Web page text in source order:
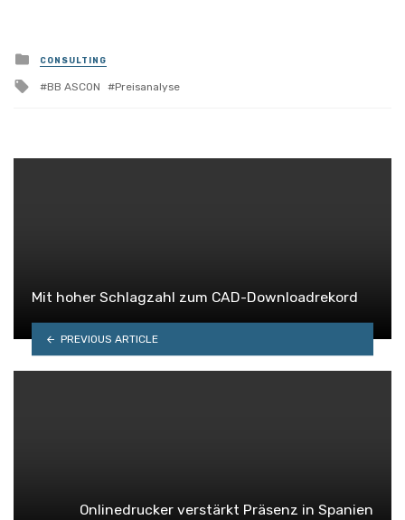
Posted
in
CONSULTING
Tagged
BB ASCON Preisanalyse
Mit hoher Schlagzahl zum CAD-Downloadrekord
PREVIOUS ARTICLE
Onlinedrucker verstärkt Präsenz in Spanien